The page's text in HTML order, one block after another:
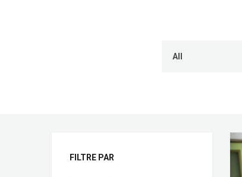
FILTRE PAR